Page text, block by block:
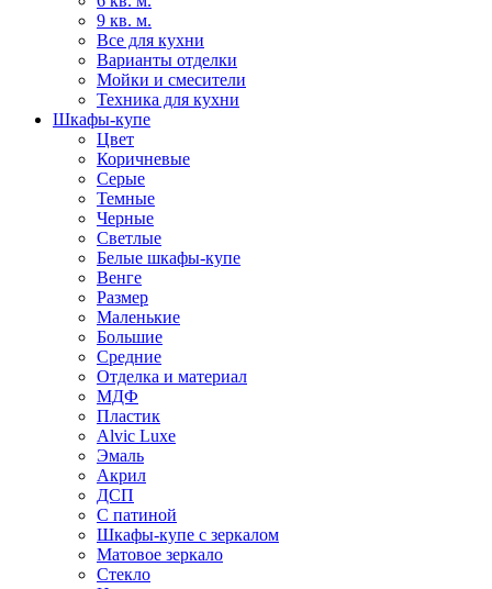
9 кв. м.
Все для кухни
Варианты отделки
Мойки и смесители
Техника для кухни
Шкафы-купе
Цвет
Коричневые
Серые
Темные
Черные
Светлые
Белые шкафы-купе
Венге
Размер
Маленькие
Большие
Средние
Отделка и материал
МДФ
Пластик
Alvic Luxe
Эмаль
Акрил
ДСП
С патиной
Шкафы-купе с зеркалом
Матовое зеркало
Стекло